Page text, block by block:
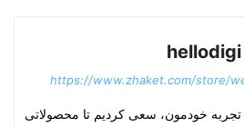
hellodigi
https://www.zhaket.com/store/
تجربه خودمون، سعی کردیم تا محصولاتی